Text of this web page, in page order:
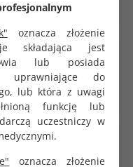
oznacza złożenie
składająca jest
lub posiada
uprawniające do
lub która z uwagi
funkcję lub
uczestniczy w
oznacza złożenie
13,5x25cm
do sterylizacji 200m